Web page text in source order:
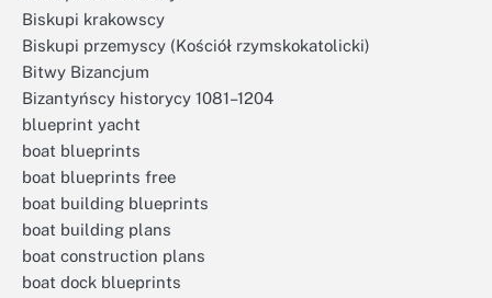
Biskupi krakowscy
Biskupi przemyscy (Kościół rzymskokatolicki)
Bitwy Bizancjum
Bizantyńscy historycy 1081–1204
blueprint yacht
boat blueprints
boat blueprints free
boat building blueprints
boat building plans
boat construction plans
boat dock blueprints